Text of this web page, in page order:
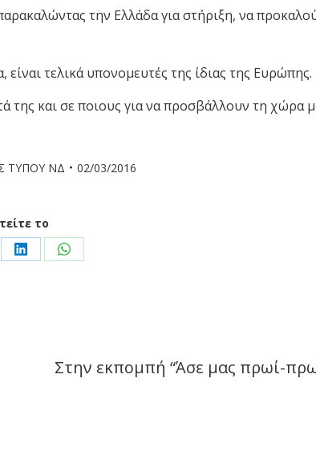
την Ελλάδα για στήριξη, να
τελικά υπονομευτές της ίδιας της Ευρώπης.
της και σε ποιους για να προσβάλλουν τη χώρα
ΤΥΠΟΥ ΝΔ 02/03/2016
το
Share Share
Στην εκπομπή “Άσε μας πρωί-